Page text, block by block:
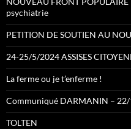
psychiatrie
PETITION DE SOUTIEN AU
24-25/5/2024 ASSISES
La ferme ou je t’enferme !
Communiqué DARMANIN –
TOLTEN